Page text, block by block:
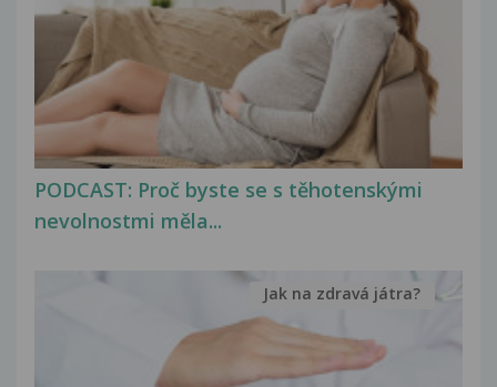
PODCAST: Proč byste se s těhotenskými
nevolnostmi měla...
Jak na zdravá játra?